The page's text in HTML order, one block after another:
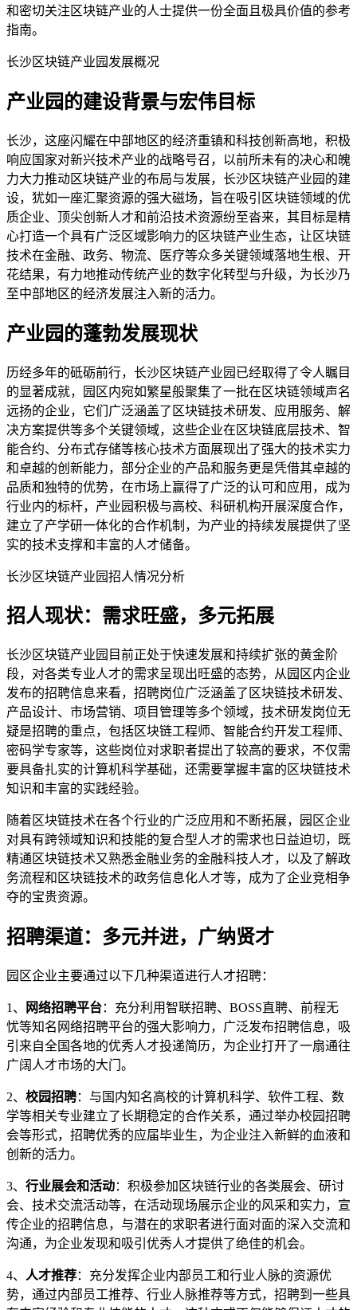
和密切关注区块链产业的人士提供一份全面且极具价值的参考
指南。
长沙区块链产业园发展概况
产业园的建设背景与宏伟目标
长沙，这座闪耀在中部地区的经济重镇和科技创新高地，积极
响应国家对新兴技术产业的战略号召，以前所未有的决心和魄
力大力推动区块链产业的布局与发展，长沙区块链产业园的建
设，犹如一座汇聚资源的强大磁场，旨在吸引区块链领域的优
质企业、顶尖创新人才和前沿技术资源纷至沓来，其目标是精
心打造一个具有广泛区域影响力的区块链产业生态，让区块链
技术在金融、政务、物流、医疗等众多关键领域落地生根、开
花结果，有力地推动传统产业的数字化转型与升级，为长沙乃
至中部地区的经济发展注入新的活力。
产业园的蓬勃发展现状
历经多年的砥砺前行，长沙区块链产业园已经取得了令人瞩目
的显著成就，园区内宛如繁星般聚集了一批在区块链领域声名
远扬的企业，它们广泛涵盖了区块链技术研发、应用服务、解
决方案提供等多个关键领域，这些企业在区块链底层技术、智
能合约、分布式存储等核心技术方面展现出了强大的技术实力
和卓越的创新能力，部分企业的产品和服务更是凭借其卓越的
品质和独特的优势，在市场上赢得了广泛的认可和应用，成为
行业内的标杆，产业园积极与高校、科研机构开展深度合作，
建立了产学研一体化的合作机制，为产业的持续发展提供了坚
实的技术支撑和丰富的人才储备。
长沙区块链产业园招人情况分析
招人现状：需求旺盛，多元拓展
长沙区块链产业园目前正处于快速发展和持续扩张的黄金阶
段，对各类专业人才的需求呈现出旺盛的态势，从园区内企业
发布的招聘信息来看，招聘岗位广泛涵盖了区块链技术研发、
产品设计、市场营销、项目管理等多个领域，技术研发岗位无
疑是招聘的重点，包括区块链工程师、智能合约开发工程师、
密码学专家等，这些岗位对求职者提出了较高的要求，不仅需
要具备扎实的计算机科学基础，还需要掌握丰富的区块链技术
知识和丰富的实践经验。
随着区块链技术在各个行业的广泛应用和不断拓展，园区企业
对具有跨领域知识和技能的复合型人才的需求也日益迫切，既
精通区块链技术又熟悉金融业务的金融科技人才，以及了解政
务流程和区块链技术的政务信息化人才等，成为了企业竞相争
夺的宝贵资源。
招聘渠道：多元并进，广纳贤才
园区企业主要通过以下几种渠道进行人才招聘：
1、 网络招聘平台：充分利用智联招聘、BOSS直聘、前程无
忧等知名网络招聘平台的强大影响力，广泛发布招聘信息，吸
引来自全国各地的优秀人才投递简历，为企业打开了一扇通往
广阔人才市场的大门。
2、 校园招聘：与国内知名高校的计算机科学、软件工程、数
学等相关专业建立了长期稳定的合作关系，通过举办校园招聘
会等形式，招聘优秀的应届毕业生，为企业注入新鲜的血液和
创新的活力。
3、 行业展会和活动：积极参加区块链行业的各类展会、研讨
会、技术交流活动等，在活动现场展示企业的风采和实力，宣
传企业的招聘信息，与潜在的求职者进行面对面的深入交流和
沟通，为企业发现和吸引优秀人才提供了绝佳的机会。
4、 人才推荐：充分发挥企业内部员工和行业人脉的资源优
势，通过内部员工推荐、行业人脉推荐等方式，招聘到一些具